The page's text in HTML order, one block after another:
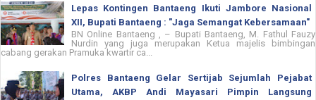
Lepas Kontingen Bantaeng Ikuti Jambore Nasional
XII, Bupati Bantaeng : "Jaga Semangat Kebersamaan"
BN Online Bantaeng , – Bupati Bantaeng, M. Fathul Fauzy
Nurdin yang juga merupakan Ketua majelis bimbingan
cabang gerakan Pramuka kwartir ca...
Polres Bantaeng Gelar Sertijab Sejumlah Pejabat
Utama, AKBP Andi Mayasari Pimpin Langsung